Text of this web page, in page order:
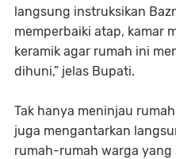
langsung instruksikan
memperbaiki atap, kamar
keramik agar rumah ini
dihuni,” jelas Bupati.
Tak hanya meninjau
juga mengantarkan
rumah-rumah warga yang